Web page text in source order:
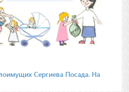
Сергиева Посада. На